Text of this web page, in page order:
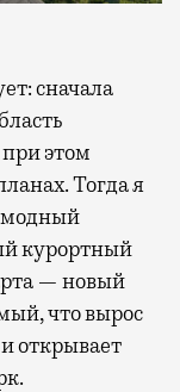
этом
Тогда я
модный
курортный
— новый
что вырос
открывает